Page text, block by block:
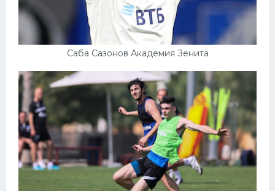
Саба Сазонов Академия Зенита